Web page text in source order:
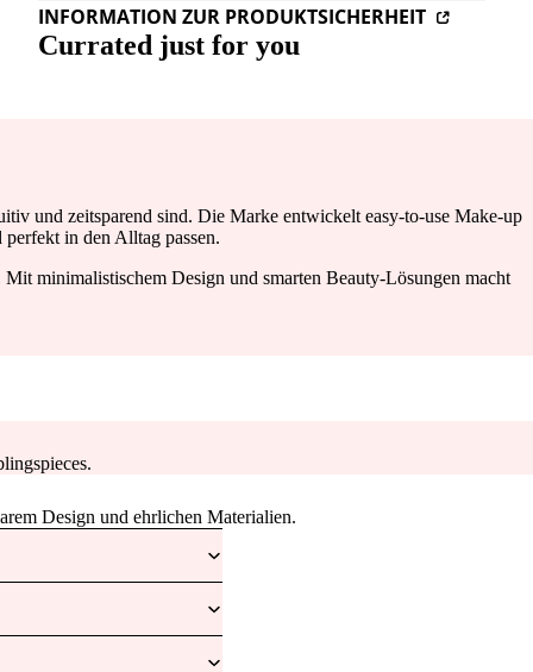
INFORMATION ZUR PRODUKTSICHERHEIT
Currated just for you
und zeitsparend sind. Die Marke entwickelt easy-to-use Make-up
in den Alltag passen.
minimalistischem Design und smarten Beauty-Lösungen macht
Design und ehrlichen Materialien.